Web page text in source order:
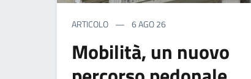
ARTICOLO 6 AGO 26
Mobilità, un nuovo